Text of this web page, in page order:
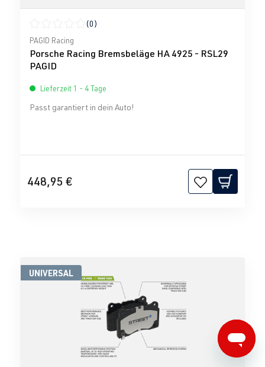
Durchschnittliche Bewertung von 0 von 5 Sternen
(0)
PAGID Racing
Porsche Racing Bremsbeläge HA 4925 - RSL29
PAGID
Lieferzeit 1 - 4 Tage
Passt garantiert in dein Auto!
448,95 €
UNIVERSAL